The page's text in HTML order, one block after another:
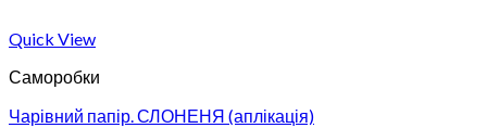
Quick View
Саморобки
Чарівний папір. СЛОНЕНЯ (аплікація)